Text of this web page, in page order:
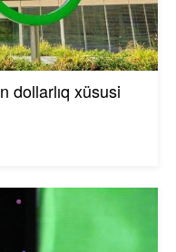
dollarlıq xüsusi